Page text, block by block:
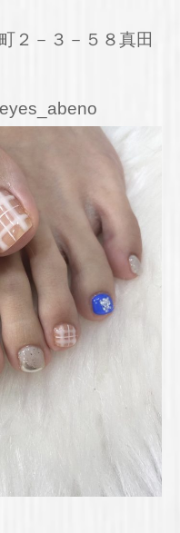
２－３－５８真田